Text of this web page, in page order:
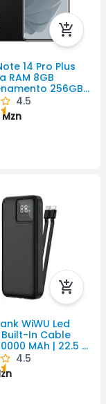
14 Pro Plus
RAM 8GB
256GB
Android Cor
Pixel
4.5
Mzn
WiWU Led
In Cable
MAh | 22.5 W
4.5